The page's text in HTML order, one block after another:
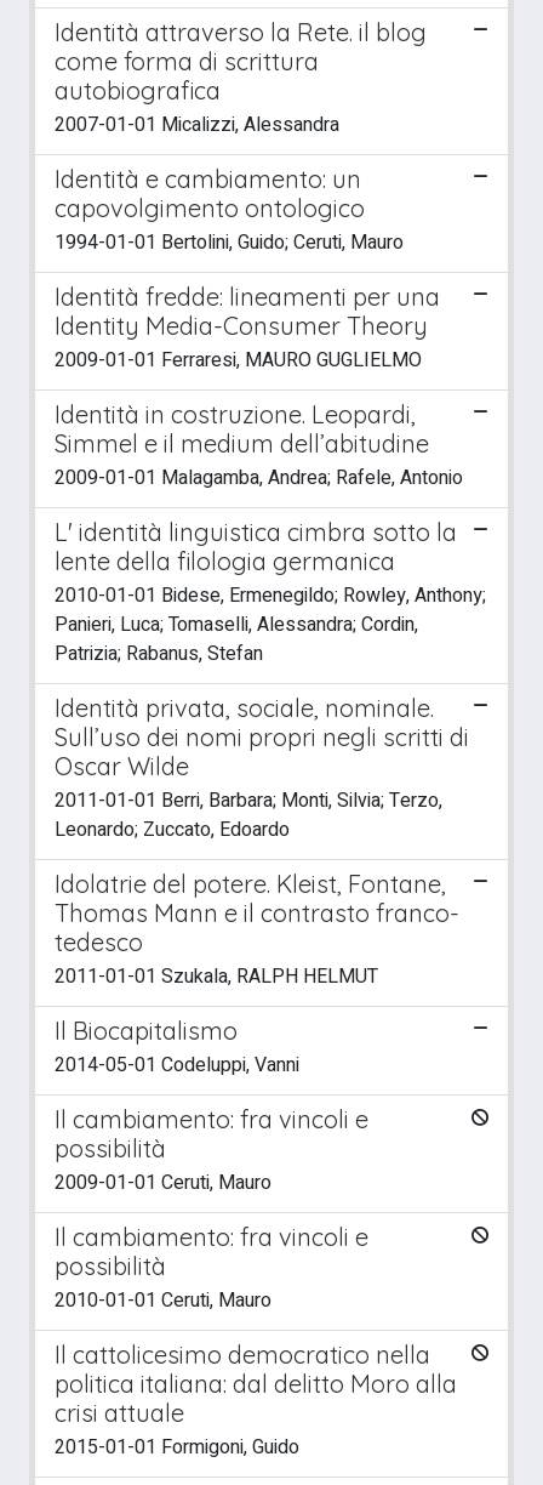
Identità attraverso la Rete. il blog
come forma di scrittura
autobiografica
2007-01-01 Micalizzi, Alessandra
Identità e cambiamento: un
capovolgimento ontologico
1994-01-01 Bertolini, Guido; Ceruti, Mauro
Identità fredde: lineamenti per una
Identity Media-Consumer Theory
2009-01-01 Ferraresi, MAURO GUGLIELMO
Identità in costruzione. Leopardi,
Simmel e il medium dell’abitudine
2009-01-01 Malagamba, Andrea; Rafele, Antonio
L' identità linguistica cimbra sotto la
lente della filologia germanica
2010-01-01 Bidese, Ermenegildo; Rowley, Anthony;
Panieri, Luca; Tomaselli, Alessandra; Cordin,
Patrizia; Rabanus, Stefan
Identità privata, sociale, nominale.
Sull’uso dei nomi propri negli scritti di
Oscar Wilde
2011-01-01 Berri, Barbara; Monti, Silvia; Terzo,
Leonardo; Zuccato, Edoardo
Idolatrie del potere. Kleist, Fontane,
Thomas Mann e il contrasto franco-
tedesco
2011-01-01 Szukala, RALPH HELMUT
Il Biocapitalismo
2014-05-01 Codeluppi, Vanni
Il cambiamento: fra vincoli e
possibilità
2009-01-01 Ceruti, Mauro
Il cambiamento: fra vincoli e
possibilità
2010-01-01 Ceruti, Mauro
Il cattolicesimo democratico nella
politica italiana: dal delitto Moro alla
crisi attuale
2015-01-01 Formigoni, Guido